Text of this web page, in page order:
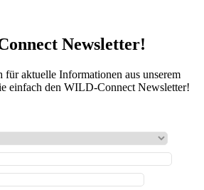
Newsletter!
für aktuelle Informationen aus unserem
einfach den WILD-Connect Newsletter!